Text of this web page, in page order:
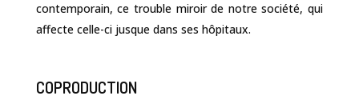
contemporain, ce trouble miroir de notre société, qui
affecte celle-ci jusque dans ses hôpitaux.
COPRODUCTION